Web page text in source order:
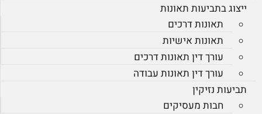
ייצוג בתביעות תאונות
תאונות דרכים
תאונות אישיות
עורך דין תאונות דרכים
עורך דין תאונות עבודה
תביעות נזיקין
חבות מעסיקים